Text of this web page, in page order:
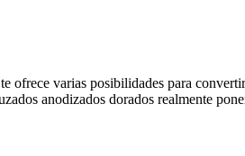
ofrece varias posibilidades para
anodizados dorados realmente